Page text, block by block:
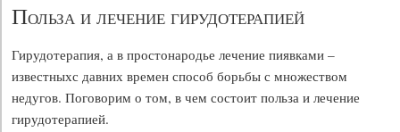
Польза и лечение гирудотерапией
Гирудотерапия, а в простонародье лечение пиявками –
известныхс давних времен способ борьбы с множеством
недугов. Поговорим о том, в чем состоит польза и лечение
гирудотерапией.